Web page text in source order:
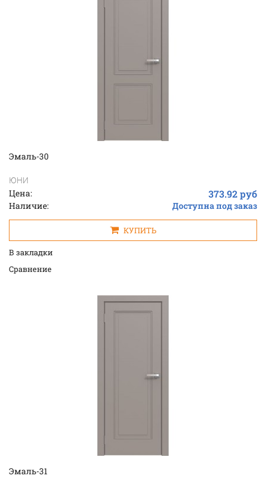
Эмаль-30
ЮНИ
Цена: 373.92 руб
Наличие: Доступна под заказ
КУПИТЬ
В закладки
Cравнение
Эмаль-31